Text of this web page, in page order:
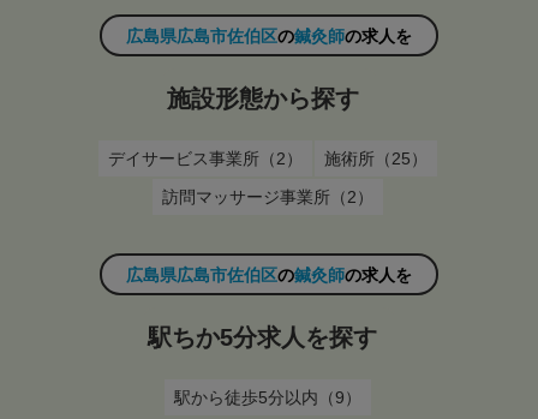
広島県広島市佐伯区の鍼灸師の求人を
施設形態から探す
デイサービス事業所（2）
施術所（25）
訪問マッサージ事業所（2）
広島県広島市佐伯区の鍼灸師の求人を
駅ちか5分求人を探す
駅から徒歩5分以内（9）